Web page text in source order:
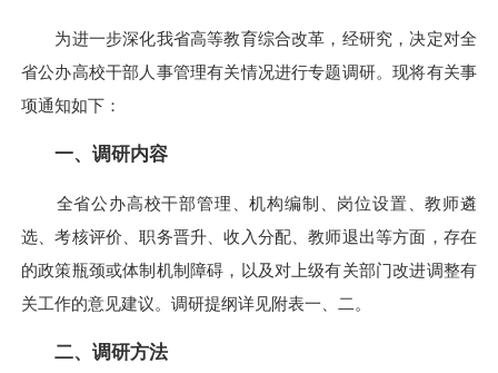
为进一步深化我省高等教育综合改革，经研究，决定对全
省公办高校干部人事管理有关情况进行专题调研。现将有关事
项通知如下：
一、调研内容
全省公办高校干部管理、机构编制、岗位设置、教师遴
选、考核评价、职务晋升、收入分配、教师退出等方面，存在
的政策瓶颈或体制机制障碍，以及对上级有关部门改进调整有
关工作的意见建议。调研提纲详见附表一、二。
二、调研方法